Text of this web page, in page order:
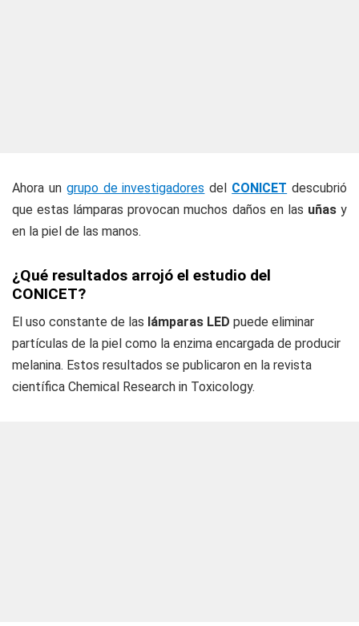
Ahora un grupo de investigadores del CONICET descubrió
que estas lámparas provocan muchos daños en las uñasy
en la piel de las manos.
¿Qué resultados arrojó el estudio del
CONICET?
El uso constante de las lámparas LED puede eliminar
partículas de la piel como la enzima encargada de producir
melanina. Estos resultados se publicaron en la revista
científica Chemical Research in Toxicology.